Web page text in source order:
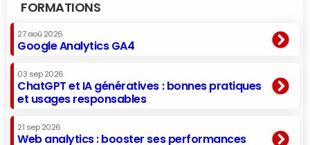
FORMATIONS
27 aoû 2026
Google Analytics GA4
03 sep 2026
ChatGPT et IA génératives : bonnes pratiques
et usages responsables
21 sep 2026
Web analytics : booster ses performances